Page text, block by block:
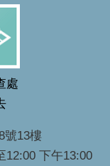
處
號13樓
12:00 下午13:00